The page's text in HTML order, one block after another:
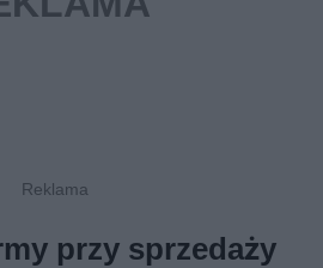
przy sprzedaży